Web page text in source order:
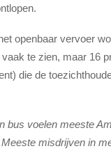
openbaar vervoer
te zien, maar 16
die de
bus voelen meeste
misdrijven in